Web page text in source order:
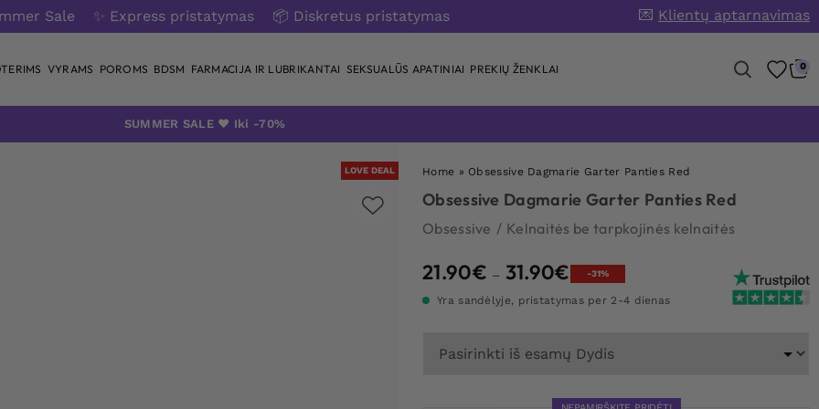
Sale ✨ Express pristatymas 📦 Diskretus pristatymas 💌 Klientų aptarnavimas
VYRAMS POROMS BDSM FARMACIJA IR LUBRIKANTAI SEKSUALŪS APATINIAI PREKIŲ ŽENKLAI 0
SUMMER SALE ❤️ Iki -70%
LOVE DEAL Home » Obsessive Dagmarie Garter Panties Red
Obsessive Dagmarie Garter Panties Red
Obsessive / Kelnaitės be tarpkojinės kelnaitės
21.90€ – 31.90€ Price
31.90€
-31%
Yra sandėlyje, pristatymas per 2-4 dienas